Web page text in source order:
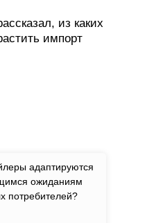
из каких
импорт
адаптируются
ожиданиям
потребителей?